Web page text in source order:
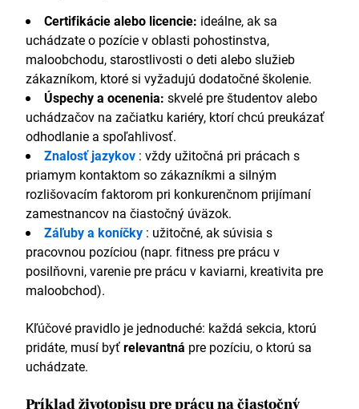
Certifikácie alebo licencie: ideálne, ak sa
uchádzate o pozície v oblasti pohostinstva,
maloobchodu, starostlivosti o deti alebo služieb
zákazníkom, ktoré si vyžadujú dodatočné školenie.
Úspechy a ocenenia: skvelé pre študentov alebo
uchádzačov na začiatku kariéry, ktorí chcú preukázať
odhodlanie a spoľahlivosť.
Znalosť jazykov : vždy užitočná pri prácach s
priamym kontaktom so zákazníkmi a silným
rozlišovacím faktorom pri konkurenčnom prijímaní
zamestnancov na čiastočný úväzok.
Záľuby a koníčky : užitočné, ak súvisia s
pracovnou pozíciou (napr. fitness pre prácu v
posilňovni, varenie pre prácu v kaviarni, kreativita pre
maloobchod).
Kľúčové pravidlo je jednoduché: každá sekcia, ktorú
pridáte, musí byťrelevantná pre pozíciu, o ktorú sa
uchádzate.
Príklad životopisu pre prácu na čiastočný